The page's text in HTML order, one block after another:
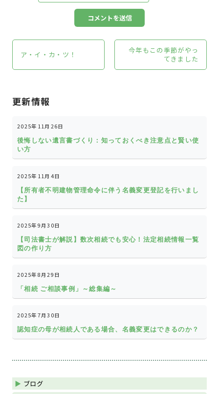
ア・イ・カ・ツ！
今年もこの季節がやっ
てきました
更新情報
2025年11月26日
後悔しない遺言書づくり：知っておくべき注意点と賢い使
い方
2025年11月4日
【所有者不明建物管理命令に伴う名義変更登記を行いまし
た】
2025年9月30日
【司法書士が解説】数次相続でも安心！法定相続情報一覧
図の作り方
2025年8月29日
「相続 ご相談事例」～総集編～
2025年7月30日
認知症の母が相続人である場合、名義変更はできるのか？
ブログ